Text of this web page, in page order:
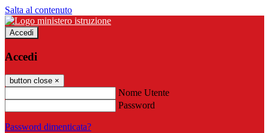
Salta al contenuto
Accedi
Accedi
button close ×
Nome Utente
Password
Password dimenticata?